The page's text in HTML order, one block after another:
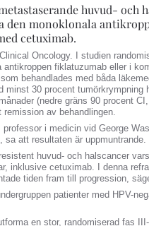
huvud- och
den monoklonala
cetuximab.
Oncology. I studien
fiklatuzumab eller i
behandlades med båda
minst 30 procent tumörkrympning
(nedre gräns 90 procent
av behandlingen.
i medicin vid George
att resultaten är uppmuntrande.
huvud- och halscancer
inklusive cetuximab. I denna
tiden fram till progression,
patienter med HPV-
en stor, randomiserad fas